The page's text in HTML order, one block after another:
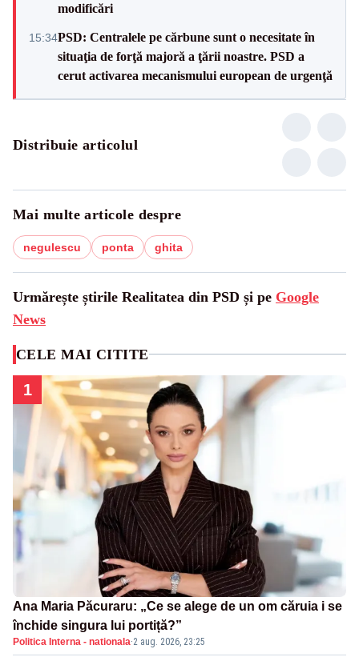
modificări
15:34PSD: Centralele pe cărbune sunt o necesitate în
situaţia de forţă majoră a ţării noastre. PSD a
cerut activarea mecanismului european de urgenţă
Distribuie articolul
Mai multe articole despre
negulescu ponta ghita
Urmărește știrile Realitatea din PSD și pe Google
News
CELE MAI CITITE
1
Ana Maria Păcuraru: „Ce se alege de un om căruia i se
închide singura lui portiță?”
Politica Interna - nationala·2 aug. 2026, 23:25